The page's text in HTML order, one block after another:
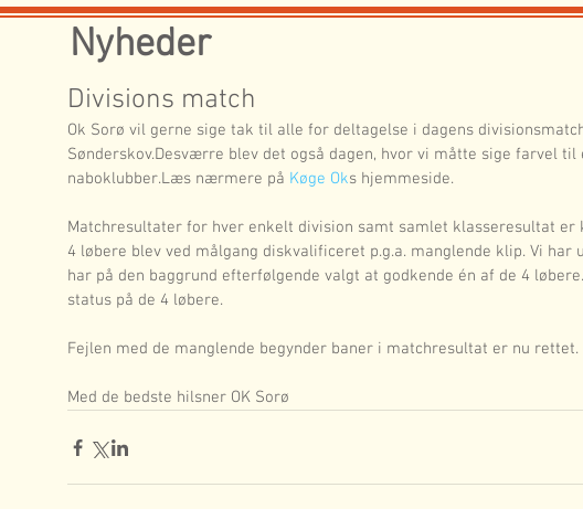
Nyheder
Divisions match
Ok Sorø vil gerne sige tak til alle for deltagelse i dagens
Sønderskov.Desværre blev det også dagen, hvor vi måtte sige farvel
naboklubber.Læs nærmere på Køge Oks hjemmeside.
Matchresultater for hver enkelt division samt samlet klasseresultat er
4 løbere blev ved målgang diskvalificeret p.g.a. manglende klip. Vi har
har på den baggrund efterfølgende valgt at godkende én af de 4
status på de 4 løbere.
Fejlen med de manglende begynder baner i matchresultat er nu rettet.
Med de bedste hilsner OK Sorø